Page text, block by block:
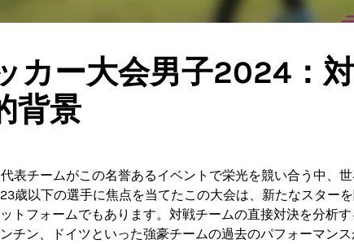
カー大会男子2024：
背景
表チームがこの名誉あるイベントで栄光を競い合う中、
歳以下の選手に焦点を当てたこの大会は、新たなスター
トフォームでもあります。対戦チームの直接対決を分析
チン、ドイツといった強豪チームの過去のパフォーマン